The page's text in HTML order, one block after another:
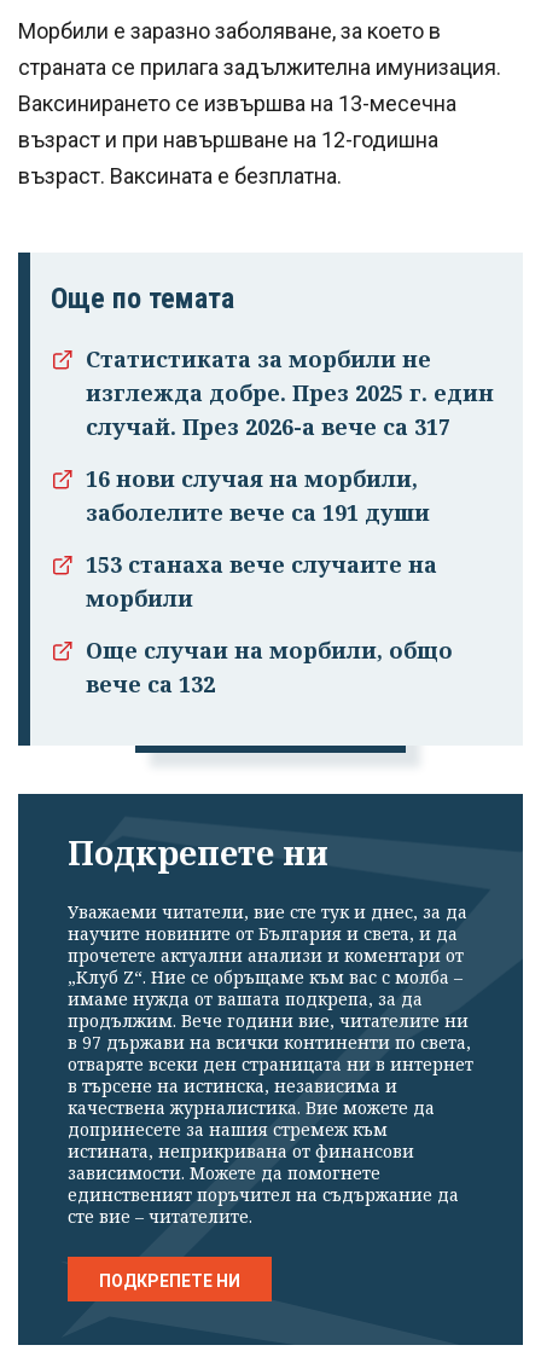
излязохте от
профила си!
Морбили е заразно заболяване, за което в
страната се прилага задължителна имунизация.
Ваксинирането се извършва на 13-месечна
възраст и при навършване на 12-годишна
възраст. Ваксината е безплатна.
Още по темата
Статистиката за морбили не
изглежда добре. През 2025 г. един
случай. През 2026-а вече са 317
16 нови случая на морбили,
заболелите вече са 191 души
153 станаха вече случаите на
морбили
Още случаи на морбили, общо
вече са 132
Подкрепете ни
Уважаеми читатели, вие сте тук и днес, за да
научите новините от България и света, и да
прочетете актуални анализи и коментари от
„Клуб Z“. Ние се обръщаме към вас с молба –
имаме нужда от вашата подкрепа, за да
продължим. Вече години вие, читателите ни
в 97 държави на всички континенти по света,
отваряте всеки ден страницата ни в интернет
в търсене на истинска, независима и
качествена журналистика. Вие можете да
допринесете за нашия стремеж към
истината, неприкривана от финансови
зависимости. Можете да помогнете
единственият поръчител на съдържание да
сте вие – читателите.
ПОДКРЕПЕТЕ НИ